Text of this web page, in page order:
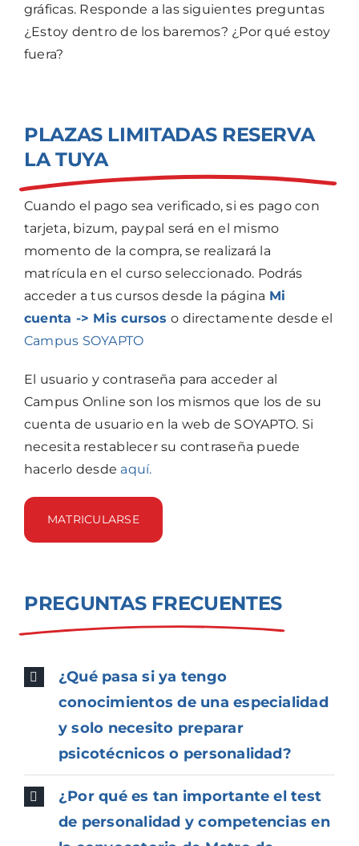
gráficas. Responde a las siguientes preguntas
¿Estoy dentro de los baremos? ¿Por qué estoy
fuera?
PLAZAS LIMITADAS RESERVA
LA TUYA
Cuando el pago sea verificado, si es pago con
tarjeta, bizum, paypal será en el mismo
momento de la compra, se realizará la
matrícula en el curso seleccionado. Podrás
acceder a tus cursos desde la página Mi
cuenta -> Mis cursoso directamente desde el
Campus SOYAPTO
El usuario y contraseña para acceder al
Campus Online son los mismos que los de su
cuenta de usuario en la web de SOYAPTO. Si
necesita restablecer su contraseña puede
hacerlo desde aquí.
MATRICULARSE
PREGUNTAS FRECUENTES
¿Qué pasa si ya tengo
conocimientos de una especialidad
y solo necesito preparar
psicotécnicos o personalidad?
¿Por qué es tan importante el test
de personalidad y competencias en